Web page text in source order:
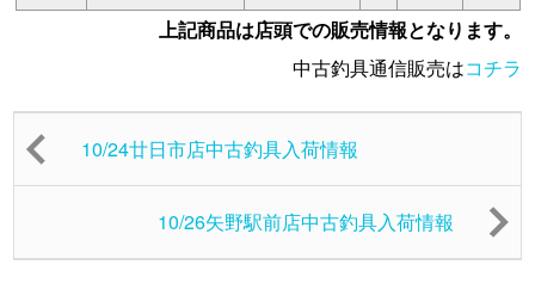
上記商品は店頭での販売情報となります。
中古釣具通信販売はコチラ
10/24廿日市店中古釣具入荷情報
10/26矢野駅前店中古釣具入荷情報